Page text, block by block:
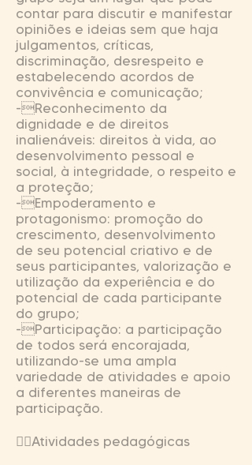
contar para discutir e manifestar
opiniões e ideias sem que haja
julgamentos, críticas,
discriminação, desrespeito e
estabelecendo acordos de
convivência e comunicação;
-Reconhecimento da
dignidade e de direitos
inalienáveis: direitos à vida, ao
desenvolvimento pessoal e
social, à integridade, o respeito e
a proteção;
-Empoderamento e
protagonismo: promoção do
crescimento, desenvolvimento
de seu potencial criativo e de
seus participantes, valorização e
utilização da experiência e do
potencial de cada participante
do grupo;
-Participação: a participação
de todos será encorajada,
utilizando-se uma ampla
variedade de atividades e apoio
a diferentes maneiras de
participação.
Atividades pedagógicas